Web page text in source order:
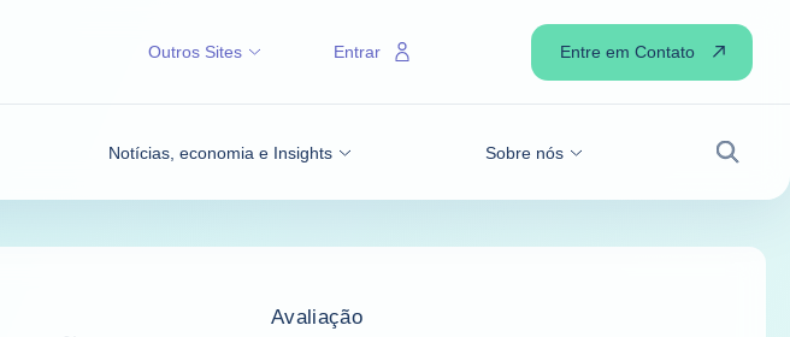
Notícias, economia e Insights Sobre nós
Busca
Outros Sites Entrar Entre em Contato
Avaliação